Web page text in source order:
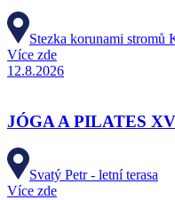
Stezka korunami stromů
Více zde
12.8.2026
JÓGA A PILATES
Svatý Petr - letní terasa
Více zde